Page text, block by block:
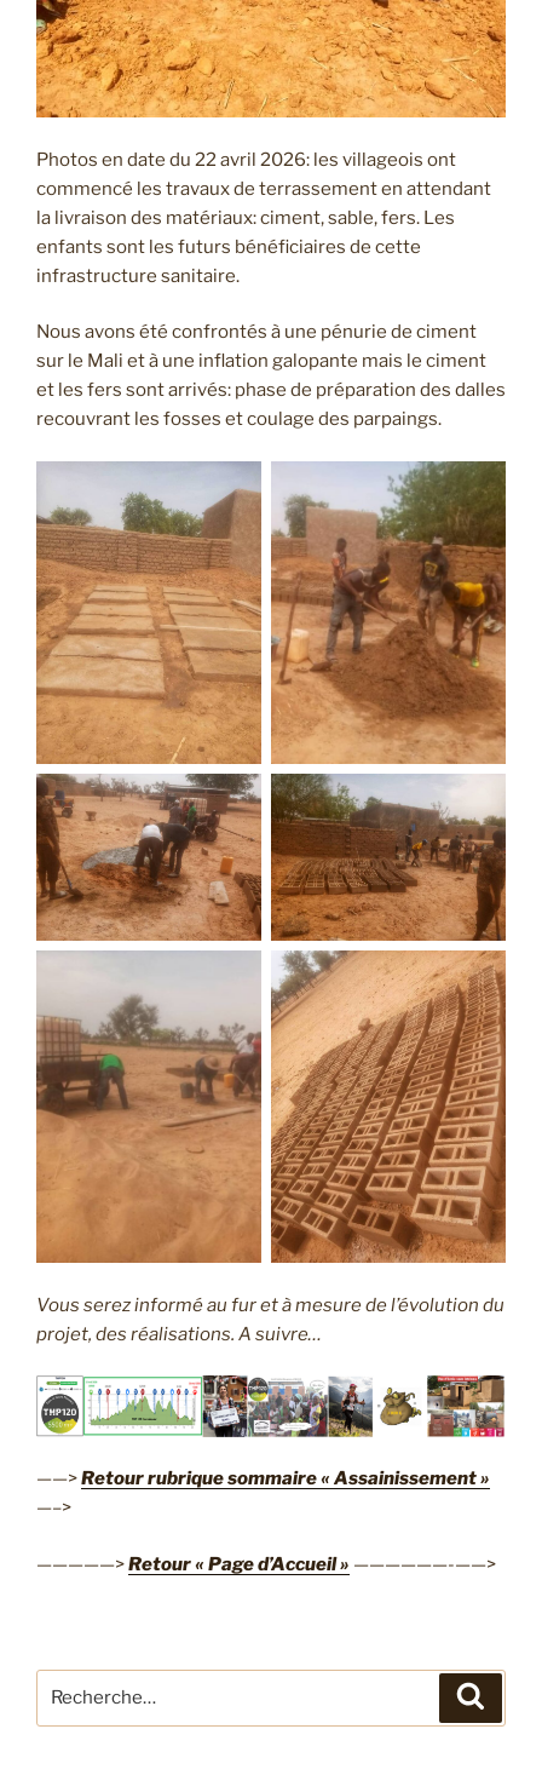
Photos en date du 22 avril 2026: les villageois ont
commencé les travaux de terrassement en attendant
la livraison des matériaux: ciment, sable, fers. Les
enfants sont les futurs bénéficiaires de cette
infrastructure sanitaire.
Nous avons été confrontés à une pénurie de ciment
sur le Mali et à une inflation galopante mais le ciment
et les fers sont arrivés: phase de préparation des dalles
recouvrant les fosses et coulage des parpaings.
Vous serez informé au fur et à mesure de l’évolution du
projet, des réalisations. A suivre…
——>Retour rubrique sommaire « Assainissement »
—–>
—————>Retour « Page d’Accueil » ——————-——>
pour